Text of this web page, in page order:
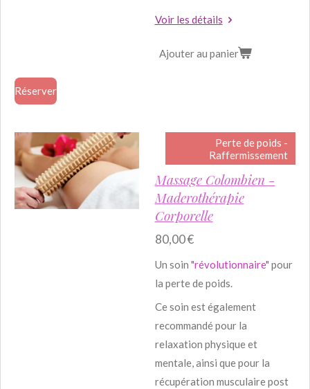
Voir les détails
Ajouter au panier
Réserver
Perte de poids -
Raffermissement
Massage Colombien -
Maderothérapie
Corporelle
80,00 €
Un soin "révolutionnaire" pour
la perte de poids.
Ce soin est également
recommandé pour la
relaxation physique et
mentale, ainsi que pour la
récupération musculaire post